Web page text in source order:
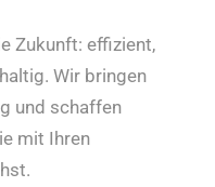
Zukunft: effizient,
Wir bringen
und schaffen
mit Ihren